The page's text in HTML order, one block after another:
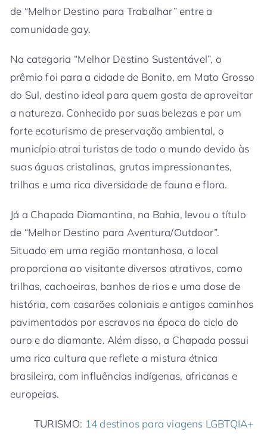
de “Melhor Destino para Trabalhar” entre a
comunidade gay.
Na categoria “Melhor Destino Sustentável”, o
prêmio foi para a cidade de Bonito, em Mato Grosso
do Sul, destino ideal para quem gosta de aproveitar
a natureza. Conhecido por suas belezas e por um
forte ecoturismo de preservação ambiental, o
município atrai turistas de todo o mundo devido às
suas águas cristalinas, grutas impressionantes,
trilhas e uma rica diversidade de fauna e flora.
Já a Chapada Diamantina, na Bahia, levou o título
de “Melhor Destino para Aventura/Outdoor”.
Situado em uma região montanhosa, o local
proporciona ao visitante diversos atrativos, como
trilhas, cachoeiras, banhos de rios e uma dose de
história, com casarões coloniais e antigos caminhos
pavimentados por escravos na época do ciclo do
ouro e do diamante. Além disso, a Chapada possui
uma rica cultura que reflete a mistura étnica
brasileira, com influências indígenas, africanas e
europeias.
TURISMO: 14 destinos para viagens LGBTQIA+